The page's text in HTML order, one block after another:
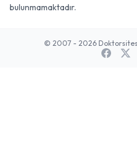
bulunmamaktadır.
© 2007 - 2026